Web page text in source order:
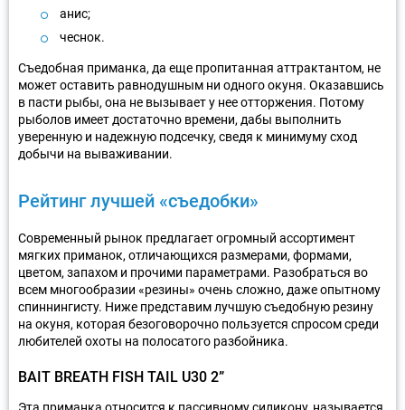
анис;
чеснок.
Съедобная приманка, да еще пропитанная аттрактантом, не
может оставить равнодушным ни одного окуня. Оказавшись
в пасти рыбы, она не вызывает у нее отторжения. Потому
рыболов имеет достаточно времени, дабы выполнить
уверенную и надежную подсечку, сведя к минимуму сход
добычи на вываживании.
Рейтинг лучшей «съедобки»
Современный рынок предлагает огромный ассортимент
мягких приманок, отличающихся размерами, формами,
цветом, запахом и прочими параметрами. Разобраться во
всем многообразии «резины» очень сложно, даже опытному
спиннингисту. Ниже представим лучшую съедобную резину
на окуня, которая безоговорочно пользуется спросом среди
любителей охоты на полосатого разбойника.
BAIT BREATH FISH TAIL U30 2”
Эта приманка относится к пассивному силикону, называется